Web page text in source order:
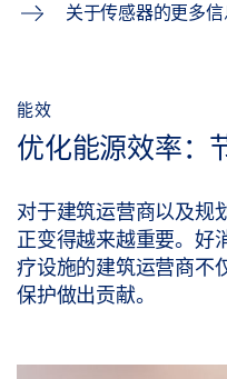
关于传感器的更多信
能效
优化能源效率：
对于建筑运营商以及规
正变得越来越重要。好
疗设施的建筑运营商不
保护做出贡献。